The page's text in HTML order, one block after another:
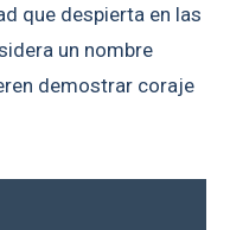
que despierta en las
un nombre
demostrar coraje